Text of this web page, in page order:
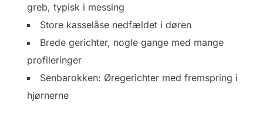
greb, typisk i messing
Store kasselåse nedfældet i døren
Brede gerichter, nogle gange med mange
profileringer
Senbarokken: Øregerichter med fremspring i
hjørnerne